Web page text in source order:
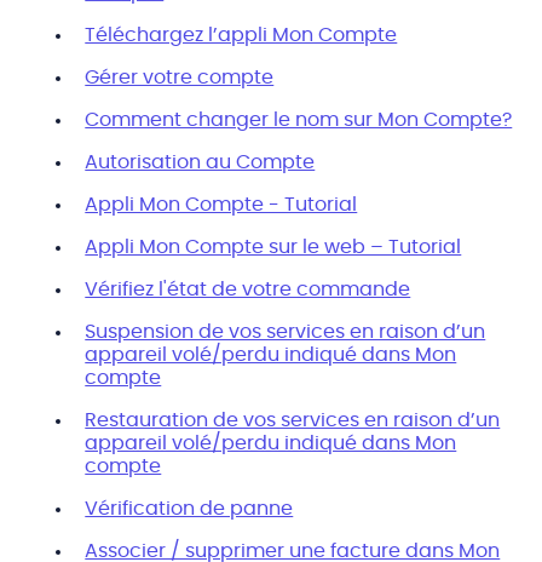
Téléchargez l’appli Mon Compte
Gérer votre compte
Comment changer le nom sur Mon Compte?
Autorisation au Compte
Appli Mon Compte - Tutorial
Appli Mon Compte sur le web – Tutorial
Vérifiez l'état de votre commande
Suspension de vos services en raison d’un
appareil volé/perdu indiqué dans Mon
compte
Restauration de vos services en raison d’un
appareil volé/perdu indiqué dans Mon
compte
Vérification de panne
Associer / supprimer une facture dans Mon